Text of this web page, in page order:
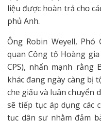
liệu được hoàn trả cho
phủ Anh.
Ông Robin Weyell, Phó
quan Công tố Hoàng
CPS), nhấn mạnh rằng
khác đang ngày càng bị
che giấu và luân chuyển
sẽ tiếp tục áp dụng các
tục dân sự nhằm đảm